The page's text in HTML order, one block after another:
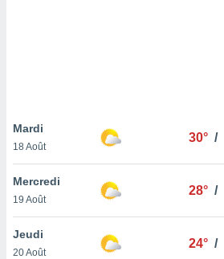
pas
de
à
cas,
Mardi
18 Août
30° /
Mercredi
19 Août
28° /
Jeudi
20 Août
24° /